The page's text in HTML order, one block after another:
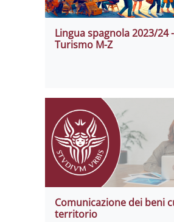
Lingua spagnola 2023/24
Turismo M-Z
Comunicazione dei beni
territorio